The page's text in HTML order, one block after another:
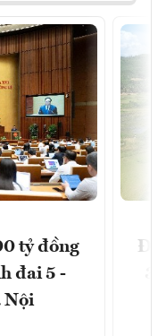
tỷ đồng
đai 5 -
Nội